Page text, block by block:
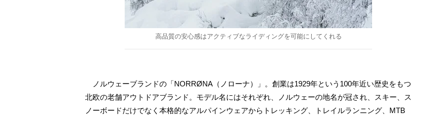
高品質の安心感はアクティブなライディングを可能にしてくれる
ノルウェーブランドの「NORRØNA（ノローナ）」。創業は1929年という100年近い歴史をもつ
北欧の老舗アウトドアブランド。モデル名にはそれぞれ、ノルウェーの地名が冠され、スキー、ス
ノーボードだけでなく本格的なアルパインウェアからトレッキング、トレイルランニング、MTB